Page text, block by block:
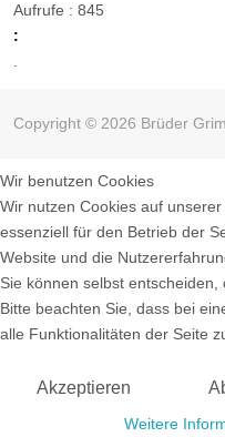
Aufrufe : 845
:
Copyright © 2026 Brüder
Wir benutzen Cookies
Wir nutzen Cookies auf
essenziell für den Betrieb der
Website und die
Sie können selbst entscheiden,
Bitte beachten Sie, dass bei
alle Funktionalitäten der Seite
Akzeptieren
Weitere